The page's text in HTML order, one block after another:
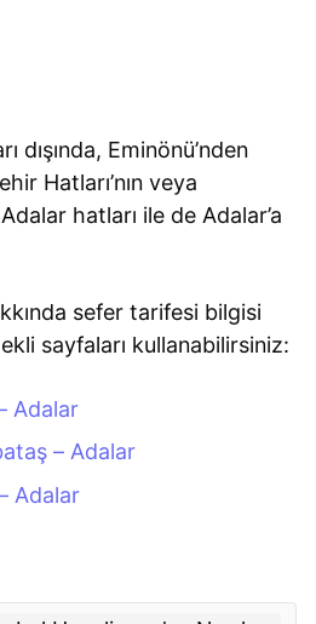
dışında, Eminönü’nden
Hatları’nın veya
hatları ile de Adalar’a
sefer tarifesi bilgisi
sayfaları kullanabilirsiniz:
Adalar
– Adalar
Adalar